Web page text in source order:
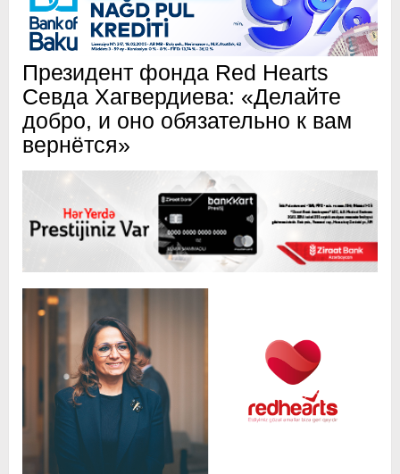
Президент фонда Red Hearts
Севда Хагвердиева: «Делайте
добро, и оно обязательно к вам
вернётся»